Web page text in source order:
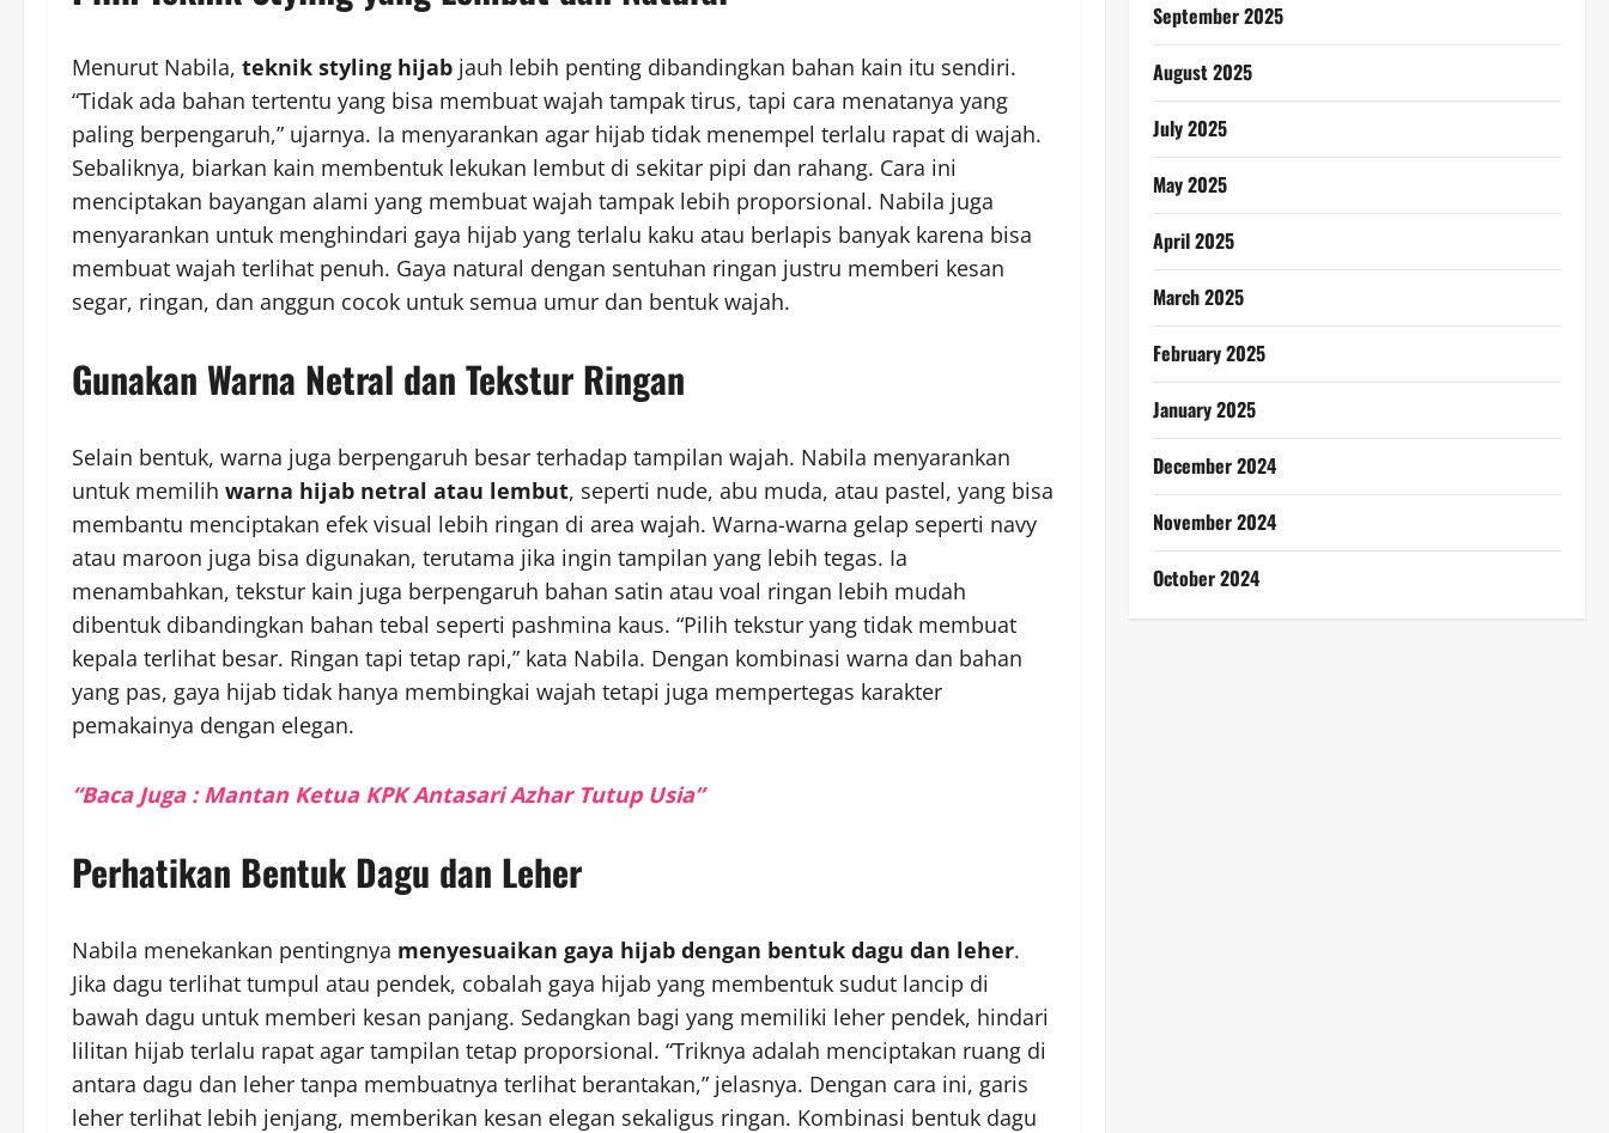
Menurut Nabila, teknik styling hijab jauh lebih penting dibandingkan bahan kain itu sendiri.
“Tidak ada bahan tertentu yang bisa membuat wajah tampak tirus, tapi cara menatanya yang
paling berpengaruh,” ujarnya. Ia menyarankan agar hijab tidak menempel terlalu rapat di wajah.
Sebaliknya, biarkan kain membentuk lekukan lembut di sekitar pipi dan rahang. Cara ini
menciptakan bayangan alami yang membuat wajah tampak lebih proporsional. Nabila juga
menyarankan untuk menghindari gaya hijab yang terlalu kaku atau berlapis banyak karena bisa
membuat wajah terlihat penuh. Gaya natural dengan sentuhan ringan justru memberi kesan
segar, ringan, dan anggun cocok untuk semua umur dan bentuk wajah.
Gunakan Warna Netral dan Tekstur Ringan
Selain bentuk, warna juga berpengaruh besar terhadap tampilan wajah. Nabila menyarankan
untuk memilih warna hijab netral atau lembut, seperti nude, abu muda, atau pastel, yang bisa
membantu menciptakan efek visual lebih ringan di area wajah. Warna-warna gelap seperti navy
atau maroon juga bisa digunakan, terutama jika ingin tampilan yang lebih tegas. Ia
menambahkan, tekstur kain juga berpengaruh bahan satin atau voal ringan lebih mudah
dibentuk dibandingkan bahan tebal seperti pashmina kaus. “Pilih tekstur yang tidak membuat
kepala terlihat besar. Ringan tapi tetap rapi,” kata Nabila. Dengan kombinasi warna dan bahan
yang pas, gaya hijab tidak hanya membingkai wajah tetapi juga mempertegas karakter
pemakainya dengan elegan.
“Baca Juga : Mantan Ketua KPK Antasari Azhar Tutup Usia”
Perhatikan Bentuk Dagu dan Leher
Nabila menekankan pentingnya menyesuaikan gaya hijab dengan bentuk dagu dan leher.
Jika dagu terlihat tumpul atau pendek, cobalah gaya hijab yang membentuk sudut lancip di
bawah dagu untuk memberi kesan panjang. Sedangkan bagi yang memiliki leher pendek, hindari
lilitan hijab terlalu rapat agar tampilan tetap proporsional. “Triknya adalah menciptakan ruang di
antara dagu dan leher tanpa membuatnya terlihat berantakan,” jelasnya. Dengan cara ini, garis
leher terlihat lebih jenjang, memberikan kesan elegan sekaligus ringan. Kombinasi bentuk dagu
September 2025
August 2025
July 2025
May 2025
April 2025
March 2025
February 2025
January 2025
December 2024
November 2024
October 2024